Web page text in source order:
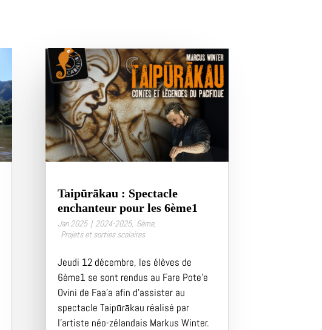
Taipūrākau : Spectacle
enchanteur pour les 6ème1
Jan 2025 | 2024-2025, 6ème,
Projets et sorties scolaires
Jeudi 12 décembre, les élèves de
6ème1 se sont rendus au Fare Pote’e
Ovini de Faa’a afin d’assister au
spectacle Taipūrākau réalisé par
l’artiste néo-zélandais Markus Winter.